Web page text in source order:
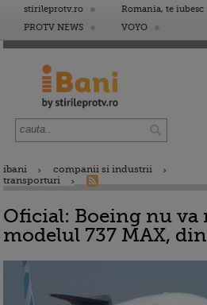
stirileprotv.ro Romania, te iubesc
PROTV NEWS
VOYO
ibani
companii si industrii
transporturi
Oficial: Boeing nu va
modelul 737 MAX,